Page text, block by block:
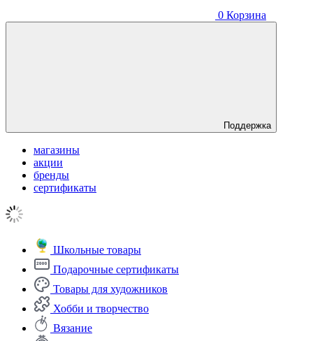
0 Корзина
Поддержка
магазины
акции
бренды
сертификаты
Школьные товары
Подарочные сертификаты
Товары для художников
Хобби и творчество
Вязание